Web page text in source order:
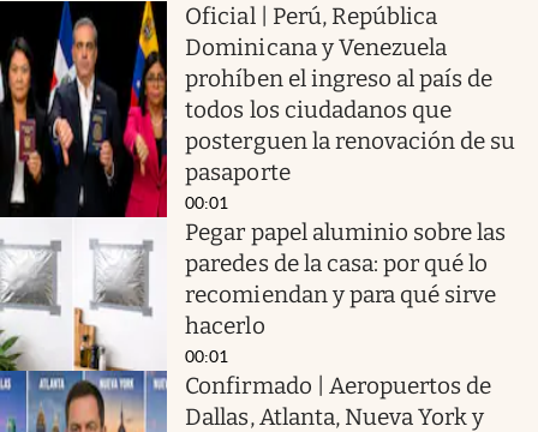
Oficial | Perú, República
Dominicana y Venezuela
prohíben el ingreso al país de
todos los ciudadanos que
posterguen la renovación de su
pasaporte
00:01
Pegar papel aluminio sobre las
paredes de la casa: por qué lo
recomiendan y para qué sirve
hacerlo
00:01
Confirmado | Aeropuertos de
Dallas, Atlanta, Nueva York y